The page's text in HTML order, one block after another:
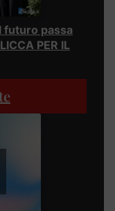
futuro passa
PER IL